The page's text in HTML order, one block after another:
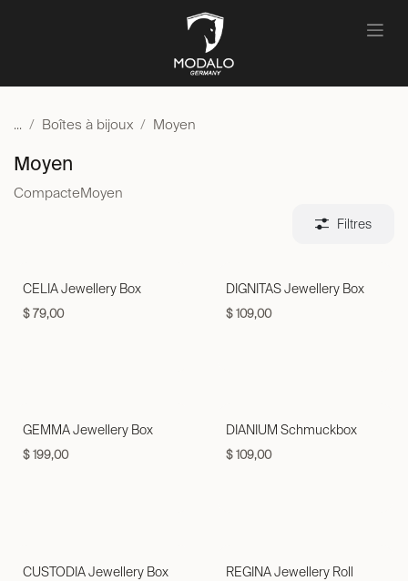
... Boîtes à bijoux Moyen
Moyen
CompacteMoyen
Filtres
CELIA Jewellery Box
$79,00
DIGNITAS Jewellery Box
$109,00
GEMMA Jewellery Box
$199,00
DIANIUM Schmuckbox
$109,00
CUSTODIA Jewellery Box REGINA Jewellery Roll